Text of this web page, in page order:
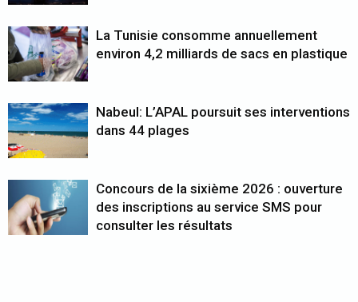
La Tunisie consomme annuellement
environ 4,2 milliards de sacs en plastique
Nabeul: L’APAL poursuit ses interventions
dans 44 plages
Concours de la sixième 2026 : ouverture
des inscriptions au service SMS pour
consulter les résultats